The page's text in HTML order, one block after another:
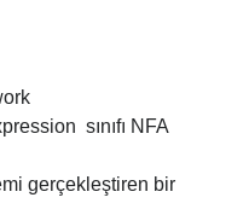
sınıfı NFA
gerçekleştiren bir